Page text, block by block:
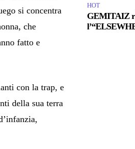
si concentra
che
fatto e
con la trap, e
della sua terra
HOT
GEMITAIZ